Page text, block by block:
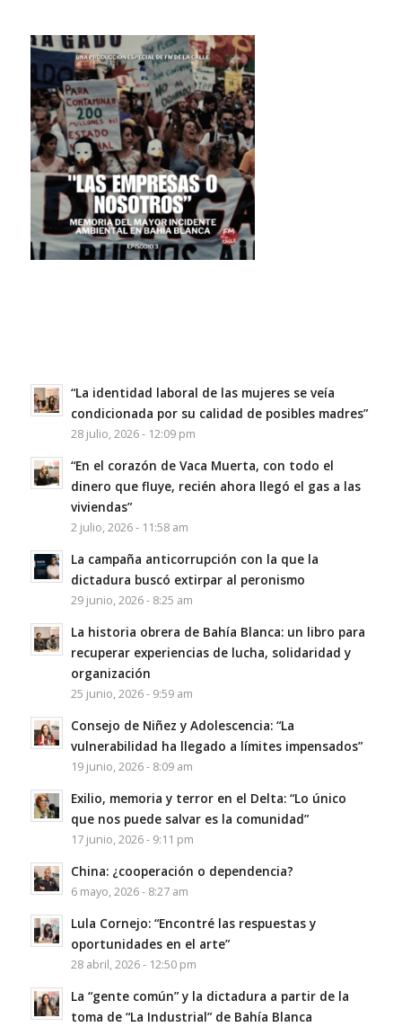
“La identidad laboral de las mujeres se veía
condicionada por su calidad de posibles madres”
28 julio, 2026 - 12:09 pm
“En el corazón de Vaca Muerta, con todo el
dinero que fluye, recién ahora llegó el gas a las
viviendas”
2 julio, 2026 - 11:58 am
La campaña anticorrupción con la que la
dictadura buscó extirpar al peronismo
29 junio, 2026 - 8:25 am
La historia obrera de Bahía Blanca: un libro para
recuperar experiencias de lucha, solidaridad y
organización
25 junio, 2026 - 9:59 am
Consejo de Niñez y Adolescencia: “La
vulnerabilidad ha llegado a límites impensados”
19 junio, 2026 - 8:09 am
Exilio, memoria y terror en el Delta: “Lo único
que nos puede salvar es la comunidad”
17 junio, 2026 - 9:11 pm
China: ¿cooperación o dependencia?
6 mayo, 2026 - 8:27 am
Lula Cornejo: “Encontré las respuestas y
oportunidades en el arte”
28 abril, 2026 - 12:50 pm
La “gente común” y la dictadura a partir de la
toma de “La Industrial” de Bahía Blanca